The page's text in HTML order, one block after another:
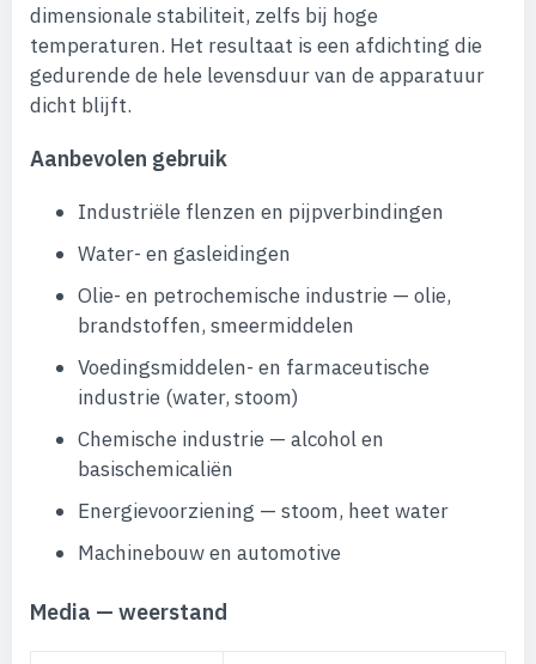
dimensionale stabiliteit, zelfs bij hoge
temperaturen. Het resultaat is een afdichting die
gedurende de hele levensduur van de apparatuur
dicht blijft.
Aanbevolen gebruik
Industriële flenzen en pijpverbindingen
Water- en gasleidingen
Olie- en petrochemische industrie — olie,
brandstoffen, smeermiddelen
Voedingsmiddelen- en farmaceutische
industrie (water, stoom)
Chemische industrie — alcohol en
basischemicaliën
Energievoorziening — stoom, heet water
Machinebouw en automotive
Media — weerstand